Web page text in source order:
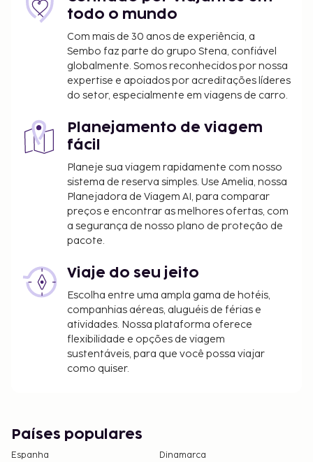
os depósitos podem não incluir impostos e estão
sujeitos a alterações.
O Ministério da Saúde, Trabalho e Bem-estar
Social do Japão exige a todos os seus visitantes
internacionais que indiquem a nacionalidade e o
in em qualquer tipo de alojamento (pousadas,
hotéis, motéis, etc.). Além disso, os proprietários
fotocopiar os passaportes de todos os clientes
e a manter as fotocópias em arquivo.
todo o mundo
Com mais de 30 anos de experiência, a
Sembo faz parte do grupo Stena, confiável
globalmente. Somos reconhecidos por nossa
expertise e apoiados por acreditações líderes
do setor, especialmente em viagens de carro.
Planejamento de viagem
fácil
Planeje sua viagem rapidamente com nosso
sistema de reserva simples. Use Amelia, nossa
Planejadora de Viagem AI, para comparar
preços e encontrar as melhores ofertas, com
a segurança de nosso plano de proteção de
pacote.
Viaje do seu jeito
Escolha entre uma ampla gama de hotéis,
companhias aéreas, aluguéis de férias e
atividades. Nossa plataforma oferece
flexibilidade e opções de viagem
sustentáveis, para que você possa viajar
como quiser.
Países populares
Espanha
Dinamarca